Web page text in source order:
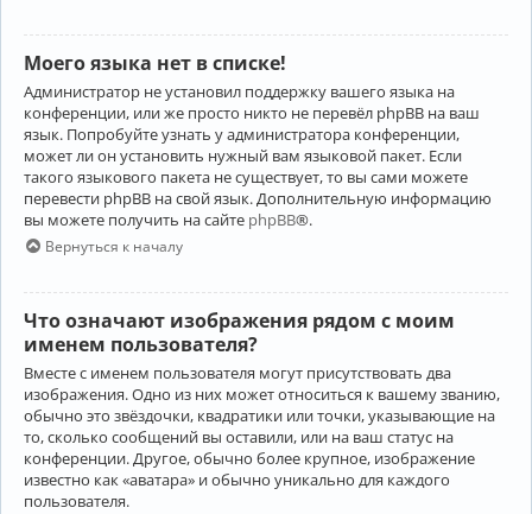
Моего языка нет в списке!
Администратор не установил поддержку вашего языка на
конференции, или же просто никто не перевёл phpBB на ваш
язык. Попробуйте узнать у администратора конференции,
может ли он установить нужный вам языковой пакет. Если
такого языкового пакета не существует, то вы сами можете
перевести phpBB на свой язык. Дополнительную информацию
вы можете получить на сайте phpBB®.
Вернуться к началу
Что означают изображения рядом с моим
именем пользователя?
Вместе с именем пользователя могут присутствовать два
изображения. Одно из них может относиться к вашему званию,
обычно это звёздочки, квадратики или точки, указывающие на
то, сколько сообщений вы оставили, или на ваш статус на
конференции. Другое, обычно более крупное, изображение
известно как «аватара» и обычно уникально для каждого
пользователя.